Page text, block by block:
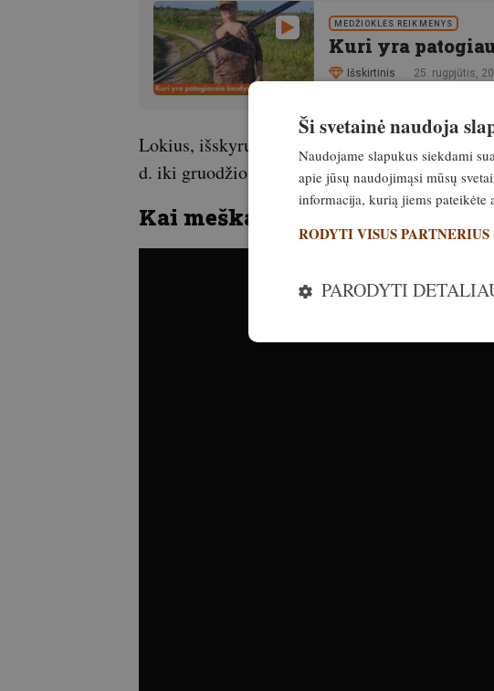
MEDŽIOKLĖS REIKMENYS
Kuri yra
Išskirtinis 25. rugpjūtis,
Lokius, išskyrus lokių pateles su jaunikliais
d. iki gruodžio 31 d. tykojant arba selinant.
Kai meška persekioja
Ši svetainė naudoja
Naudojame slapukus siekdami
apie jūsų naudojimąsi mūsų
informacija, kurią jiems pateikėte
RODYTI VISUS PARTNERIUS
PARODYTI